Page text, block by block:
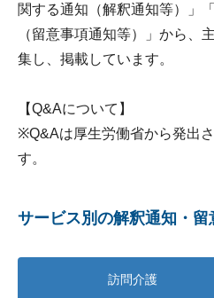
関する通知（解釈通知等）」
（留意事項通知等）」から、
集し、掲載しています。
【Q&Aについて】
※Q&Aは厚生労働省から発出
す。
サービス別の解釈通知・留
訪問介護